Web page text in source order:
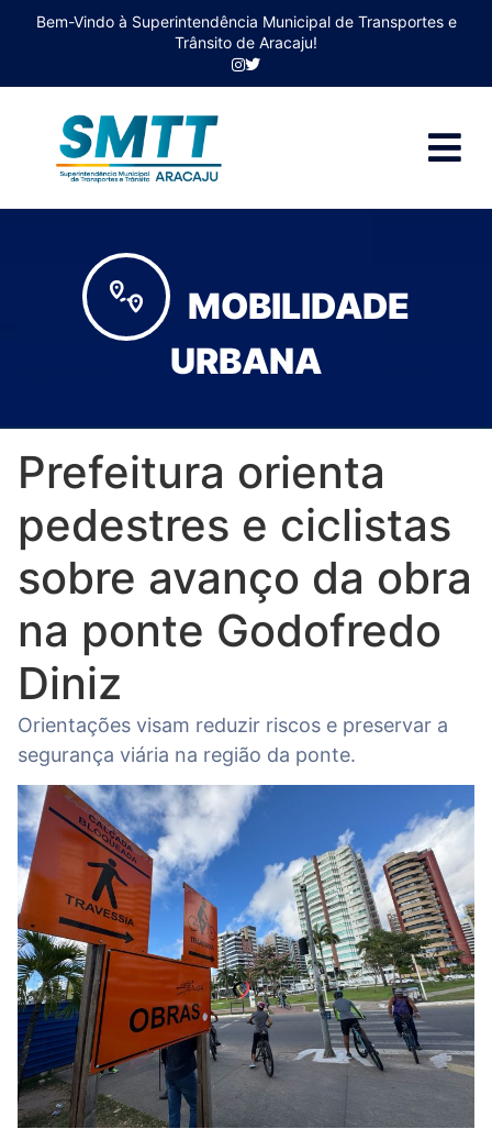
Bem-Vindo à Superintendência Municipal de Transportes e
Trânsito de Aracaju!
MOBILIDADE
URBANA
Prefeitura orienta
pedestres e ciclistas
sobre avanço da obra
na ponte Godofredo
Diniz
Orientações visam reduzir riscos e preservar a
segurança viária na região da ponte.